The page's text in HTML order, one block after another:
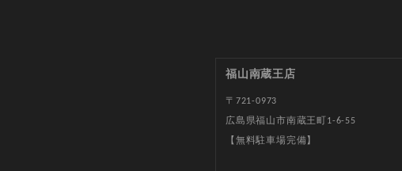
福山南蔵王店
〒721-0973
広島県福山市南蔵王町1-6-55
【無料駐車場完備】